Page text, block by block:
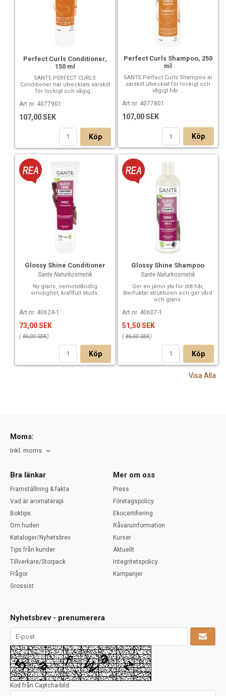
Perfect Curls Conditioner,
150 ml
SANTE PERFECT CURLS
Conditioner har utvecklats särskilt
för lockigt och vågig...
Art nr. 4077901
107,00 SEK
Köp
Perfect Curls Shampoo, 250
ml
SANTE Perfect Curls Shampoo är
särskilt utvecklat för lockigt och
vågigt hår....
Art nr. 4077801
107,00 SEK
Köp
Glossy Shine Conditioner
Sante Naturkosmetik
Ny glans, oemotståndlig
smidighet, kraftfull studs.
Art nr. 40624-1
73,00 SEK
( 86,00 SEK)
Köp
Glossy Shine Shampoo
Sante Naturkosmetik
Ger en jämn yta för ditt hår,
återfuktar strukturen och ger vård
och glans.
Art nr. 40607-1
51,50 SEK
( 86,00 SEK)
Köp
Visa Alla
Moms:
Inkl. moms
Bra länkar
Framställning & fakta
Vad är aromaterapi
Boktips
Om huden
Kataloger/Nyhetsbrev
Tips från kunder
Tillverkare/Storpack
Frågor
Grossist
Mer om oss
Press
Företagspolicy
Ekocertifiering
Råvaruinformation
Kurser
Aktuellt
Integritetspolicy
Kampanjer
Nyhetsbrev - prenumerera
Kod från Captcha-bild: